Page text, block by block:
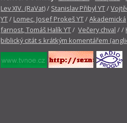
Lev XIV. (RaVat)/ Stanislav Přibyl YT/
YT/ Lomec, Josef Prokeš YT/Akademická
farnost, Tomáš Halík YT/Večery chval / /
biblický citát s krátkým komentářem